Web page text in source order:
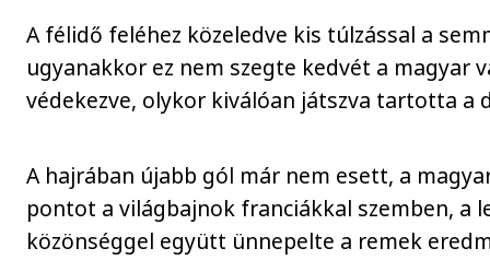
A félidő feléhez közeledve kis túlzással a
ugyanakkor ez nem szegte kedvét a magyar
védekezve, olykor kiválóan játszva tartotta a
A hajrában újabb gól már nem esett, a
pontot a világbajnok franciákkal szemben, a
közönséggel együtt ünnepelte a remek